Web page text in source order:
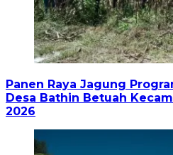
Panen Raya Jagung
Desa Bathin Betuah
2026